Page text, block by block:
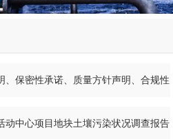
、保密性承诺、质量方针声明、合规性
动中心项目地块土壤污染状况调查报告